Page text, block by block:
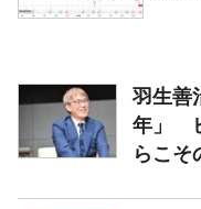
羽生善
年」
らこそ